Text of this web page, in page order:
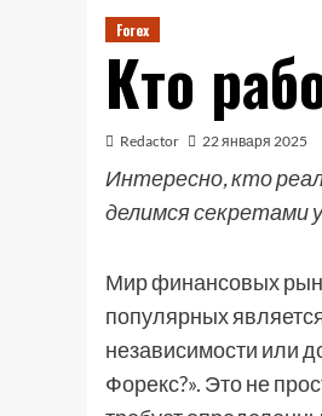
Forex
Кто
Redactor 22 января 2025
Интересно, кто
делимся секретами
Мир финансовых
популярных
независимости или
Форекс?». Это не